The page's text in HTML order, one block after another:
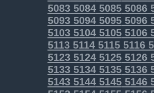
5083508450855086
5093509450955096
5103510451055106
5113511451155116
5123512451255126
5133513451355136
5143514451455146